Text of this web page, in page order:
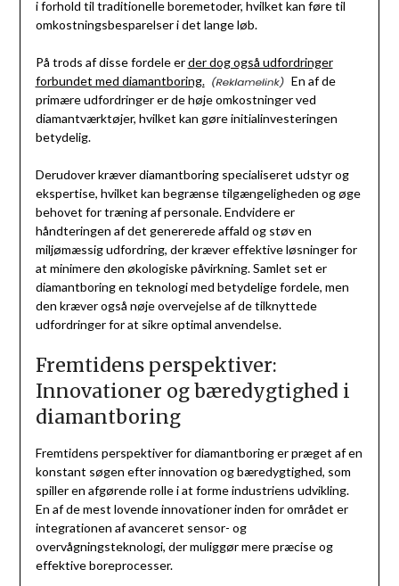
i forhold til traditionelle boremetoder, hvilket kan føre til
omkostningsbesparelser i det lange løb.
På trods af disse fordele erder dog også udfordringer
forbundet med diamantboring.
En af de
primære udfordringer er de høje omkostninger ved
diamantværktøjer, hvilket kan gøre initialinvesteringen
betydelig.
Derudover kræver diamantboring specialiseret udstyr og
ekspertise, hvilket kan begrænse tilgængeligheden og øge
behovet for træning af personale. Endvidere er
håndteringen af det genererede affald og støv en
miljømæssig udfordring, der kræver effektive løsninger for
at minimere den økologiske påvirkning. Samlet set er
diamantboring en teknologi med betydelige fordele, men
den kræver også nøje overvejelse af de tilknyttede
udfordringer for at sikre optimal anvendelse.
Fremtidens perspektiver:
Innovationer og bæredygtighed i
diamantboring
Fremtidens perspektiver for diamantboring er præget af en
konstant søgen efter innovation og bæredygtighed, som
spiller en afgørende rolle i at forme industriens udvikling.
En af de mest lovende innovationer inden for området er
integrationen af avanceret sensor- og
overvågningsteknologi, der muliggør mere præcise og
effektive boreprocesser.